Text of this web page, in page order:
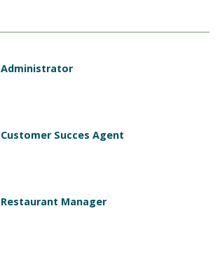
Administrator
Customer Succes Agent
Restaurant Manager